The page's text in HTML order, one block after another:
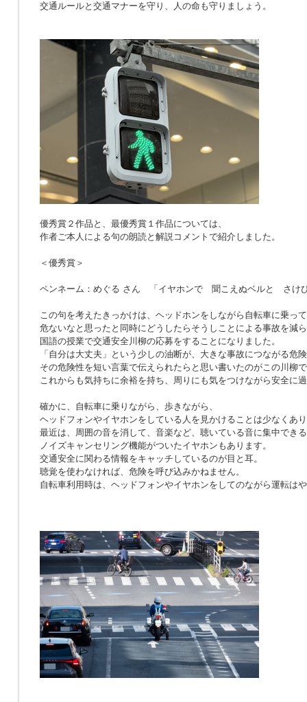
交通ルールと交通マナーを守り、人の命も守りましょう。
優秀賞２作品と、最優秀賞１作品については、
作者ご本人による句の朗読と解説コメントで紹介しました。
＜優秀賞＞
ペンネーム：めぐる さん 「イヤホンで 聞こえぬベルと さけ
この句を考えたきっかけは、ヘッドホンをしながら自転車に乗っ
危ないなと思ったと同時にどうしたらそうしことによる事故を減
国語の授業で交通安全川柳の応募をすることになりました。
「自分は大丈夫」という少しの油断が、大きな事故につながる危
その危険性を短い言葉で伝えられたらと思い書いたのがこの川柳
これからも気持ちに余裕を持ち、周りにも気をつけながら安全に
確かに、自転車に乗りながら、歩きながら、
ヘッドフォンやイヤホンをしている人を見かけることは少なくあ
最近は、周囲の音を消して、音楽など、聴いている音に集中できる
ノイズキャンセリング機能がついたイヤホンもあります。
交通安全に関わる情報をキャッチしているのが目と耳。
聴覚を使わなければ、危険を呼び込みかねません。
自転車利用時は、ヘッドフォンやイヤホンをしてのながら運転は